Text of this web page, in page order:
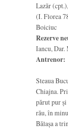
Lazăr
(I. Florea
Boiciuc
Rezerve
Iancu, Dar.
Antrenor:
Steaua
Chiajna.
părut pur
rău, în
Bălașa a